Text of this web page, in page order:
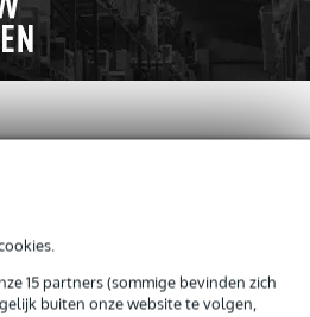
15 partners (sommige bevinden zich
buiten onze website te volgen,
Schrijf zelf een review